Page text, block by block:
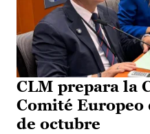
CLM prepara la
Comité Europeo
de octubre